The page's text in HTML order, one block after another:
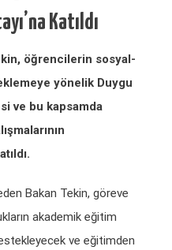
Katıldı
öğrencilerin sosyal-
yönelik Duygu
ve bu kapsamda
Bakan Tekin, göreve
akademik eğitim
ve eğitimden